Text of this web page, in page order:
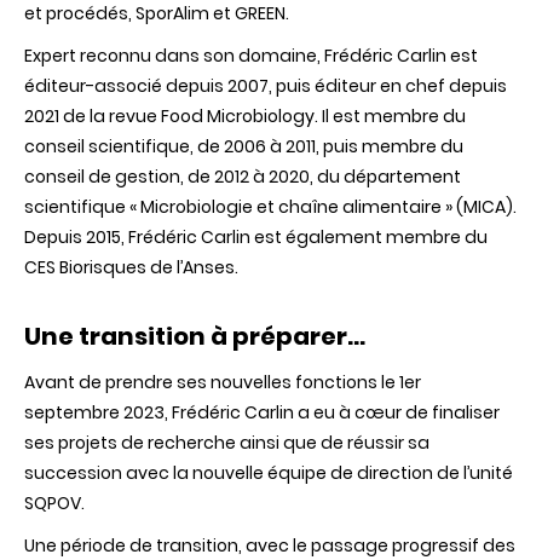
et procédés, SporAlim et GREEN.
Expert reconnu dans son domaine, Frédéric Carlin est
éditeur-associé depuis 2007, puis éditeur en chef depuis
2021 de la revue Food Microbiology. Il est membre du
conseil scientifique, de 2006 à 2011, puis membre du
conseil de gestion, de 2012 à 2020, du département
scientifique « Microbiologie et chaîne alimentaire » (MICA).
Depuis 2015, Frédéric Carlin est également membre du
CES Biorisques de l’Anses.
Une transition à préparer…
Avant de prendre ses nouvelles fonctions le 1er
septembre 2023, Frédéric Carlin a eu à cœur de finaliser
ses projets de recherche ainsi que de réussir sa
succession avec la nouvelle équipe de direction de l’unité
SQPOV.
Une période de transition, avec le passage progressif des